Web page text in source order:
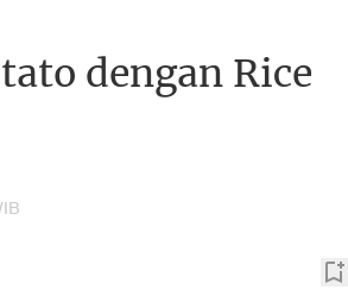
dengan Rice